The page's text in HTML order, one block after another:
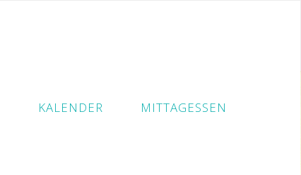
KALENDER MITTAGESSEN